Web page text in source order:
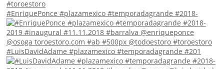
#EnriquePonce #plazamexico #temporadagrande #2018-
#LuisDavidAdame #plazamexico #temporadagrande #201